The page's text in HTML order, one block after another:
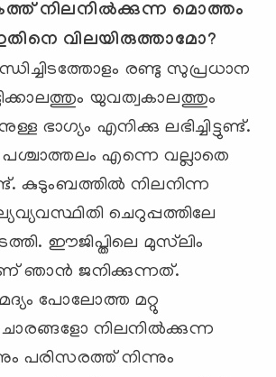
നിലനില്‍ക്കുന്ന മൊത്തം
വിലയിരുത്താമോ?
രണ്ടു സുപ്രധാന
യുവത്വകാലത്തും
ഭാഗ്യം എനിക്കു ലഭിച്ചിട്ടുണ്ട്.
എന്നെ വല്ലാതെ
കുടുംബത്തില്‍ നിലനിന്ന
ചെറുപ്പത്തിലേ
ഈജിപ്തിലെ മുസ്‌ലിം
ഞാന്‍ ജനിക്കുന്നത്.
പോലോത്ത മറ്റു
നിലനില്‍ക്കുന്ന
പരിസരത്ത് നിന്നും